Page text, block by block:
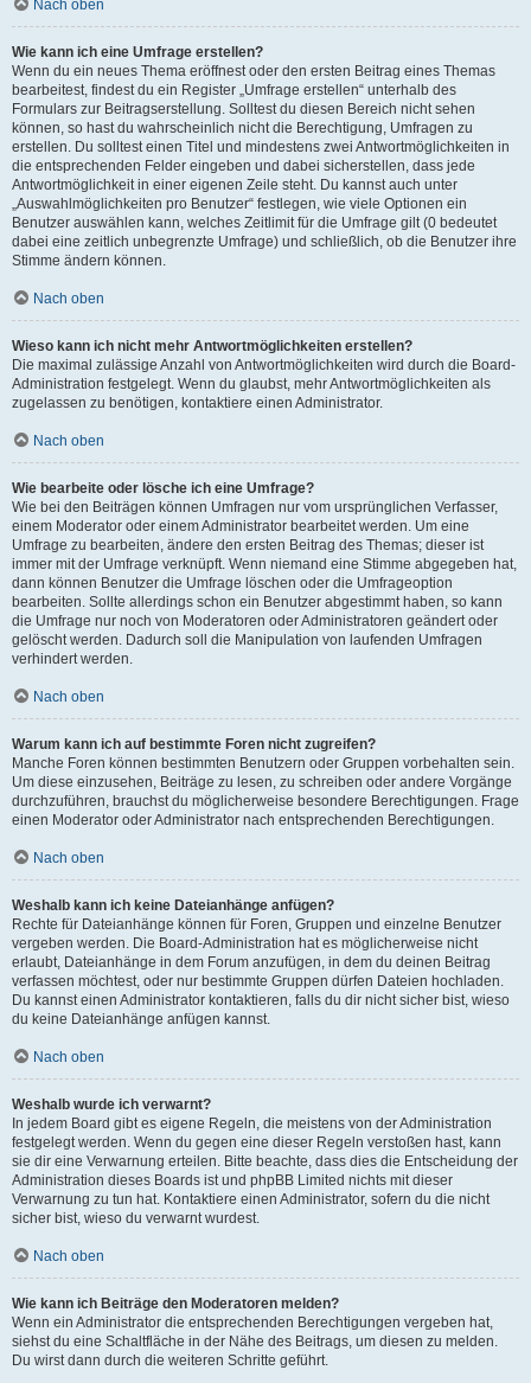
Nach oben
Wie kann ich eine Umfrage erstellen?
Wenn du ein neues Thema eröffnest oder den ersten Beitrag eines Themas
bearbeitest, findest du ein Register „Umfrage erstellen“ unterhalb des
Formulars zur Beitragserstellung. Solltest du diesen Bereich nicht sehen
können, so hast du wahrscheinlich nicht die Berechtigung, Umfragen zu
erstellen. Du solltest einen Titel und mindestens zwei Antwortmöglichkeiten in
die entsprechenden Felder eingeben und dabei sicherstellen, dass jede
Antwortmöglichkeit in einer eigenen Zeile steht. Du kannst auch unter
„Auswahlmöglichkeiten pro Benutzer“ festlegen, wie viele Optionen ein
Benutzer auswählen kann, welches Zeitlimit für die Umfrage gilt (0 bedeutet
dabei eine zeitlich unbegrenzte Umfrage) und schließlich, ob die Benutzer ihre
Stimme ändern können.
Nach oben
Wieso kann ich nicht mehr Antwortmöglichkeiten erstellen?
Die maximal zulässige Anzahl von Antwortmöglichkeiten wird durch die Board-
Administration festgelegt. Wenn du glaubst, mehr Antwortmöglichkeiten als
zugelassen zu benötigen, kontaktiere einen Administrator.
Nach oben
Wie bearbeite oder lösche ich eine Umfrage?
Wie bei den Beiträgen können Umfragen nur vom ursprünglichen Verfasser,
einem Moderator oder einem Administrator bearbeitet werden. Um eine
Umfrage zu bearbeiten, ändere den ersten Beitrag des Themas; dieser ist
immer mit der Umfrage verknüpft. Wenn niemand eine Stimme abgegeben hat,
dann können Benutzer die Umfrage löschen oder die Umfrageoption
bearbeiten. Sollte allerdings schon ein Benutzer abgestimmt haben, so kann
die Umfrage nur noch von Moderatoren oder Administratoren geändert oder
gelöscht werden. Dadurch soll die Manipulation von laufenden Umfragen
verhindert werden.
Nach oben
Warum kann ich auf bestimmte Foren nicht zugreifen?
Manche Foren können bestimmten Benutzern oder Gruppen vorbehalten sein.
Um diese einzusehen, Beiträge zu lesen, zu schreiben oder andere Vorgänge
durchzuführen, brauchst du möglicherweise besondere Berechtigungen. Frage
einen Moderator oder Administrator nach entsprechenden Berechtigungen.
Nach oben
Weshalb kann ich keine Dateianhänge anfügen?
Rechte für Dateianhänge können für Foren, Gruppen und einzelne Benutzer
vergeben werden. Die Board-Administration hat es möglicherweise nicht
erlaubt, Dateianhänge in dem Forum anzufügen, in dem du deinen Beitrag
verfassen möchtest, oder nur bestimmte Gruppen dürfen Dateien hochladen.
Du kannst einen Administrator kontaktieren, falls du dir nicht sicher bist, wieso
du keine Dateianhänge anfügen kannst.
Nach oben
Weshalb wurde ich verwarnt?
In jedem Board gibt es eigene Regeln, die meistens von der Administration
festgelegt werden. Wenn du gegen eine dieser Regeln verstoßen hast, kann
sie dir eine Verwarnung erteilen. Bitte beachte, dass dies die Entscheidung der
Administration dieses Boards ist und phpBB Limited nichts mit dieser
Verwarnung zu tun hat. Kontaktiere einen Administrator, sofern du die nicht
sicher bist, wieso du verwarnt wurdest.
Nach oben
Wie kann ich Beiträge den Moderatoren melden?
Wenn ein Administrator die entsprechenden Berechtigungen vergeben hat,
siehst du eine Schaltfläche in der Nähe des Beitrags, um diesen zu melden.
Du wirst dann durch die weiteren Schritte geführt.